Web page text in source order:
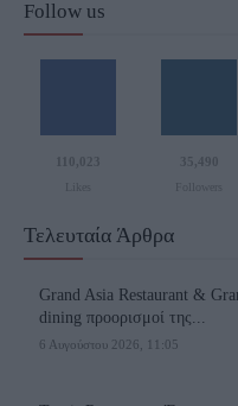
Follow us
110,023 35,490
Τελευταία Άρθρα
Grand Asia Restaurant &
dining προορισμοί της...
6 Αυγούστου 2026, 11:05